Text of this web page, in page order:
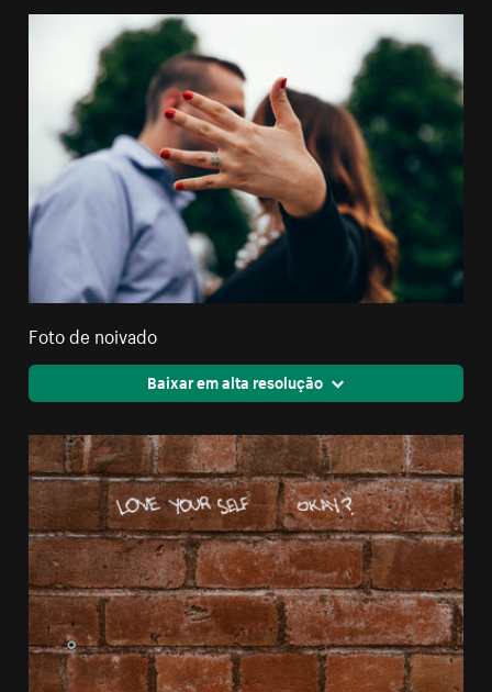
Foto de noivado
Baixar em alta resolução